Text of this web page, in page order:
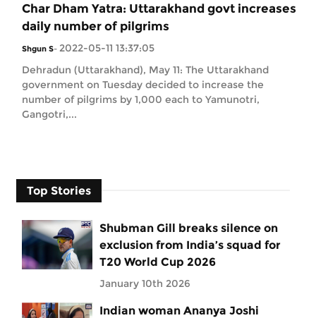
Char Dham Yatra: Uttarakhand govt increases
daily number of pilgrims
Shgun S- 2022-05-11 13:37:05
Dehradun (Uttarakhand), May 11: The Uttarakhand
government on Tuesday decided to increase the
number of pilgrims by 1,000 each to Yamunotri,
Gangotri,...
Top Stories
Shubman Gill breaks silence on
exclusion from India’s squad for
T20 World Cup 2026
January 10th 2026
Indian woman Ananya Joshi